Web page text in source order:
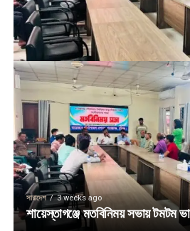
সারাদেশ 3 weeks ago
শায়েস্তাগঞ্জে মতবিনিময় সভায় টমটম